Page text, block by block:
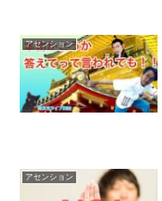
アセンション
アセンション